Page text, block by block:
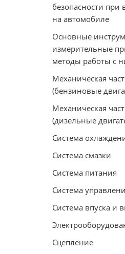
безопасности
на автомобиле
Основные
измерительные
методы работы с
Механическая
(бензиновые
Механическая
(дизельные
Система
Система смазки
Система питания
Система
Система впуска и
Сцепление